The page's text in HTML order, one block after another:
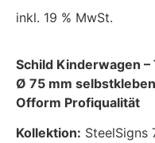
inkl. 19 % MwSt.
Schild Kinderwagen
Ø 75 mm
Ofform Profiqualität
Kollektion: SteelSigns